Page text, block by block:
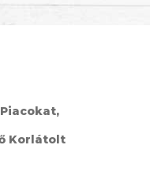
Piacokat,
Korlátolt